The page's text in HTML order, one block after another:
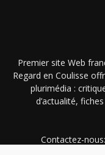
Premier site Web
Regard en Coulisse
plurimédia :
d’actualité,
Contactez-nous: